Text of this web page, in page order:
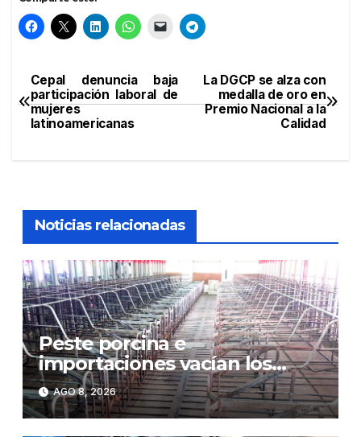
Navegación
de
La DGCP se alza con
medalla de oro en
Premio Nacional a la
Calidad
Cepal denuncia baja
participación laboral de
mujeres
latinoamericanas
Noticias relacionadas
Peste porcina e
importaciones vacían los
corrales de Monte Adentro en
Licey
AGO 8, 2026